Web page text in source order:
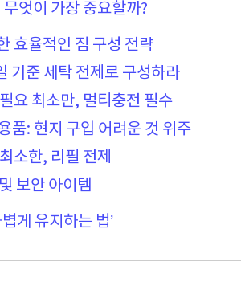
엇이 가장 중요할까?
효율적인 짐 구성 전략
기준 세탁 전제로 구성하라
요 최소만, 멀티충전 필수
품: 현지 구입 어려운 것 위주
소한, 리필 전제
보안 아이템
게 유지하는 법’